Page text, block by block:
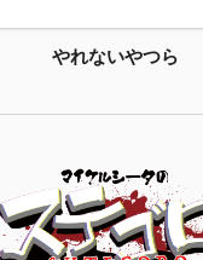
やれないやつら